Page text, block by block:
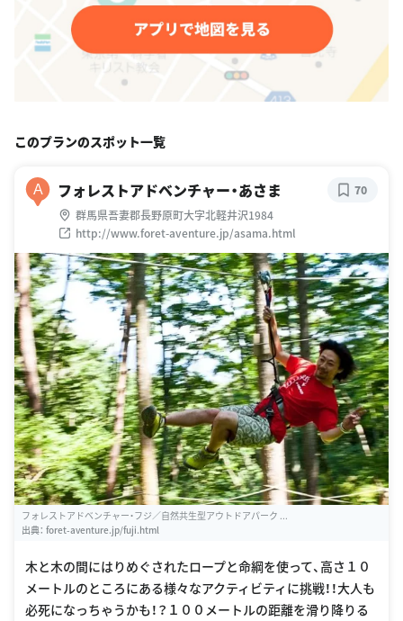
このプランのスポット一覧
A フォレストアドベンチャー・あさま
群馬県吾妻郡長野原町大字北軽井沢1984
http://www.foret-aventure.jp/asama.html
70
フォレストアドベンチャー・フジ／自然共生型アウトドアパーク ...
出典： foret-aventure.jp/fuji.html
木と木の間にはりめぐされたロープと命綱を使って、高さ１０
メートルのところにある様々なアクティビティに挑戦！！大人も
必死になっちゃうかも！？１００メートルの距離を滑り降りる